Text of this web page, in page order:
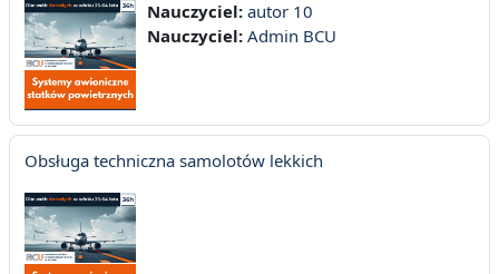
Nauczyciel: autor 10
Nauczyciel: Admin BCU
Obsługa techniczna samolotów lekkich